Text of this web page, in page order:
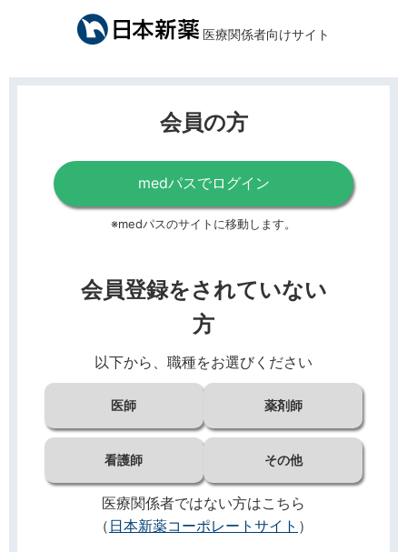
医療関係者向けサイト
会員の方
medパスでログイン
※medパスのサイトに移動します。
会員登録をされていない
方
以下から、職種をお選びください
医師 薬剤師
看護師 その他
医療関係者ではない方はこちら
（ 日本新薬コーポレートサイト ）